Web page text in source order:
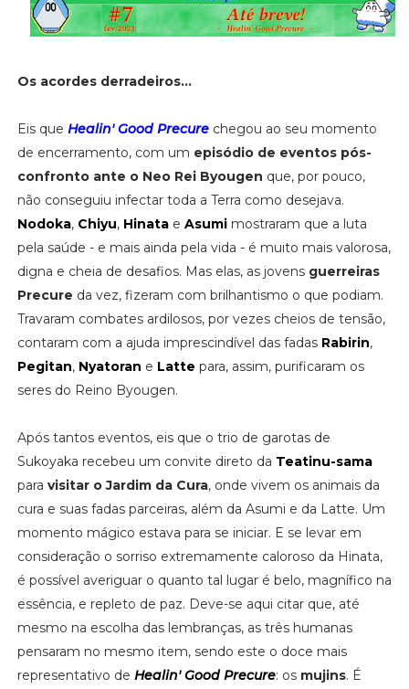
Os acordes derradeiros...
Eis que Healin' Good Precurechegou ao seu momento
de encerramento, com um episódio de eventos pós-
confronto ante o Neo Rei Byougen que, por pouco,
não conseguiu infectar toda a Terra como desejava.
Nodoka, Chiyu, Hinatae Asumimostraram que a luta
pela saúde - e mais ainda pela vida - é muito mais valorosa,
digna e cheia de desafios. Mas elas, as jovens guerreiras
Precure da vez, fizeram com brilhantismo o que podiam.
Travaram combates ardilosos, por vezes cheios de tensão,
contaram com a ajuda imprescindível das fadas Rabirin,
Pegitan, Nyatoran e Latte para, assim, purificaram os
seres do Reino Byougen.
Após tantos eventos, eis que o trio de garotas de
Sukoyaka recebeu um convite direto da Teatinu-sama
para visitar o Jardim da Cura, onde vivem os animais da
cura e suas fadas parceiras, além da Asumi e da Latte. Um
momento mágico estava para se iniciar. E se levar em
consideração o sorriso extremamente caloroso da Hinata,
é possível averiguar o quanto tal lugar é belo, magnífico na
essência, e repleto de paz. Deve-se aqui citar que, até
mesmo na escolha das lembranças, as três humanas
pensaram no mesmo item, sendo este o doce mais
representativo de Healin' Good Precure: os mujins. É